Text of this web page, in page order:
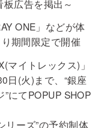
広告を掲出～
マイトレックス)」
日(火)まで、“銀座
にてPOPUP SHOP
リーズ”の予約制体